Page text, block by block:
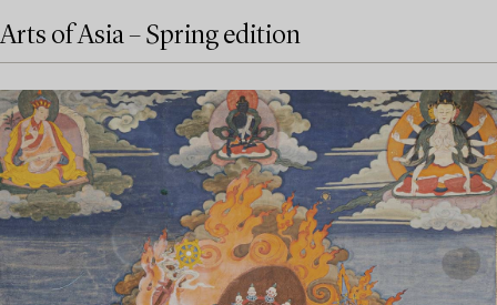
Arts of Asia – Spring edition